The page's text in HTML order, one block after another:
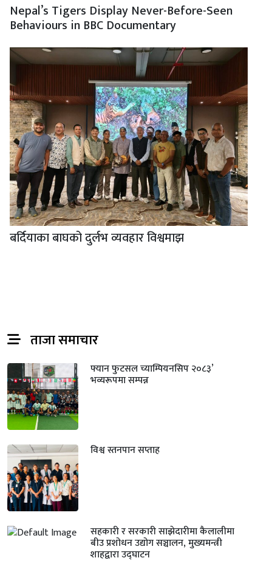
Nepal’s Tigers Display Never-Before-Seen
Behaviours in BBC Documentary
बर्दियाका बाघको दुर्लभ व्यवहार विश्वमाझ
ताजा समाचार
फ्यान फुटसल च्याम्पियनसिप २०८३’
भव्यरूपमा सम्पन्न
विश्व स्तनपान सप्ताह
सहकारी र सरकारी साझेदारीमा कैलालीमा
बीउ प्रशोधन उद्योग सञ्चालन, मुख्यमन्त्री
शाहद्वारा उद्घाटन